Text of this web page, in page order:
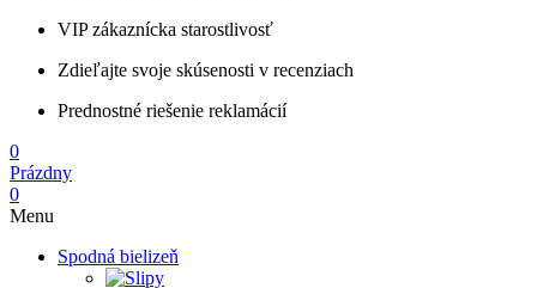
VIP zákaznícka starostlivosť
Zdieľajte svoje skúsenosti v recenziach
Prednostné riešenie reklamácií
0
Prázdny
0
Menu
Spodná bielizeň